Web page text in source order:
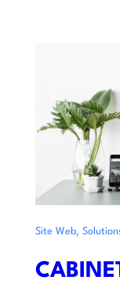
Site Web,